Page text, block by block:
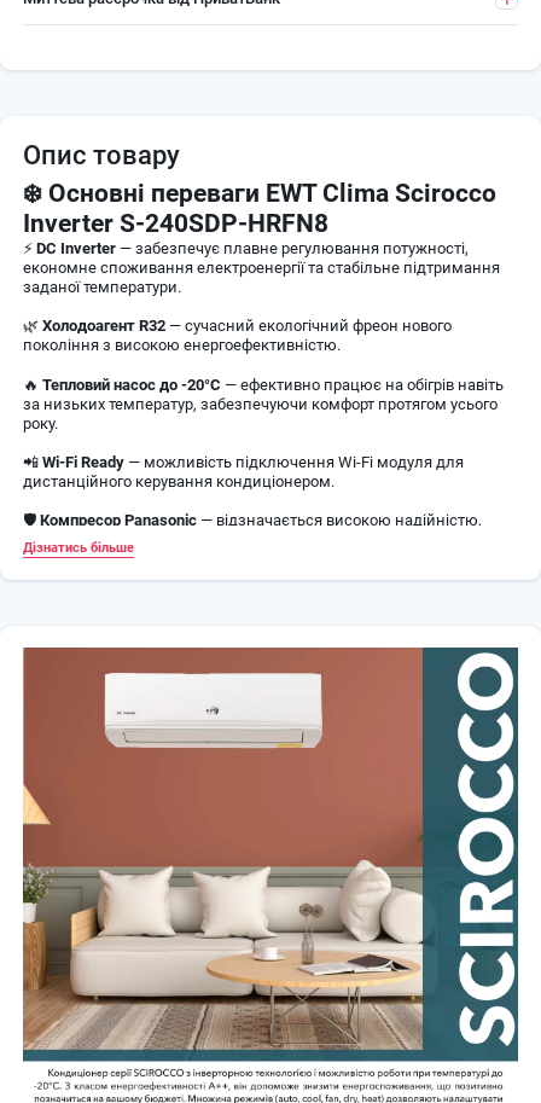
Опис товару
❄️ Основні переваги EWT Clima Scirocco
Inverter S-240SDP-HRFN8
⚡ DC Inverter— забезпечує плавне регулювання потужності,
економне споживання електроенергії та стабільне підтримання
заданої температури.
🌿 Холодоагент R32— сучасний екологічний фреон нового
покоління з високою енергоефективністю.
🔥 Тепловий насос до -20°C — ефективно працює на обігрів навіть
за низьких температур, забезпечуючи комфорт протягом усього
року.
📲 Wi-Fi Ready— можливість підключення Wi-Fi модуля для
дистанційного керування кондиціонером.
🛡️ Компресор Panasonic— відзначається високою надійністю,
довговічністю та стабільною продуктивністю.
❄️Покриття BLUE FIN— ефективно захищає теплообмінник від
температуру для комфортного сну.
📌
📐Рекомендована площа:
❄️
🔥Потужність обігріву:
⚡Тип компресора:DC Inverter (Panasonic)
🌿 Холодоагент:
⚡ Клас енергоефективності:
❄️ Охолодження —A++
🔥 Обігрів —A+
🔇Рівень шуму внутрішнього блоку:від33 дБ
Дізнатись більше